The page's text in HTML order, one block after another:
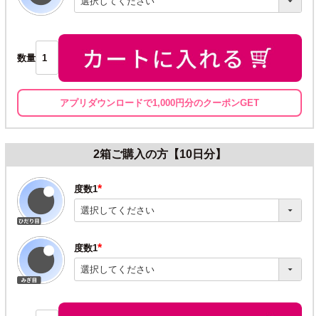
須)
数量
アプリダウンロードで1,000円分のクーポンGET
2箱ご購入の方【10日分】
度数1
(必
須)
度数1
(必
須)